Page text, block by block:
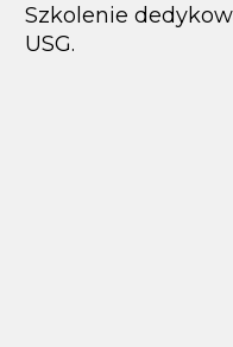
Szkolenie
USG.